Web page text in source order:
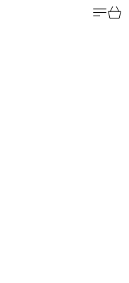
MENU